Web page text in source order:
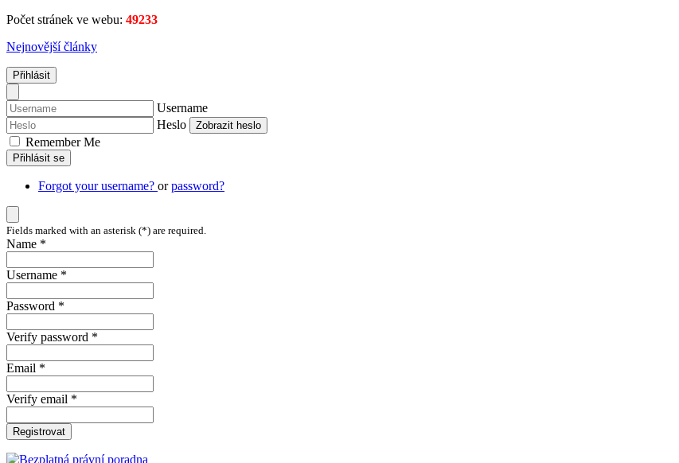
Počet stránek ve webu: 49233
Nejnovější články
Přihlásit
Username
Heslo
Zobrazit heslo
Remember Me
Přihlásit se
Forgot your username? orpassword?
Fields marked with an asterisk (*) are required.
Name *
Username *
Password *
Verify password *
Email *
Verify email *
Registrovat